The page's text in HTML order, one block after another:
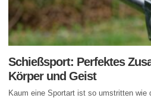
Schießsport: Perfektes
Körper und Geist
Kaum eine Sportart ist so umstritten wie